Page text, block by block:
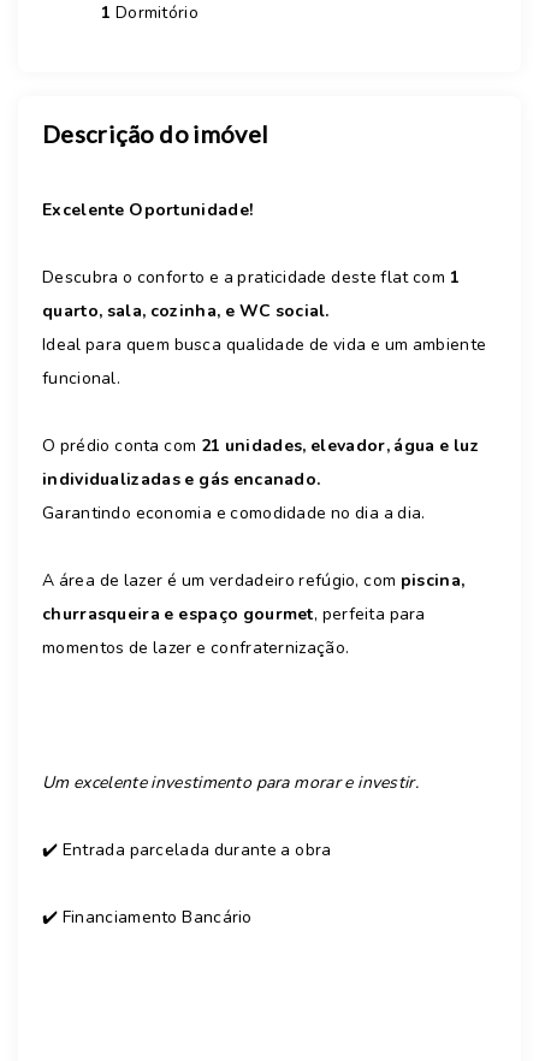
1 Dormitório
Descrição do imóvel
Excelente Oportunidade!
Descubra o conforto e a praticidade deste flat com 1
quarto, sala, cozinha, e WC social.
Ideal para quem busca qualidade de vida e um ambiente
funcional.
O prédio conta com 21 unidades, elevador, água e luz
individualizadas e gás encanado.
Garantindo economia e comodidade no dia a dia.
A área de lazer é um verdadeiro refúgio, com piscina,
churrasqueira e espaço gourmet, perfeita para
momentos de lazer e confraternização.
Um excelente investimento para morar e investir.
✔️ Entrada parcelada durante a obra
✔️ Financiamento Bancário